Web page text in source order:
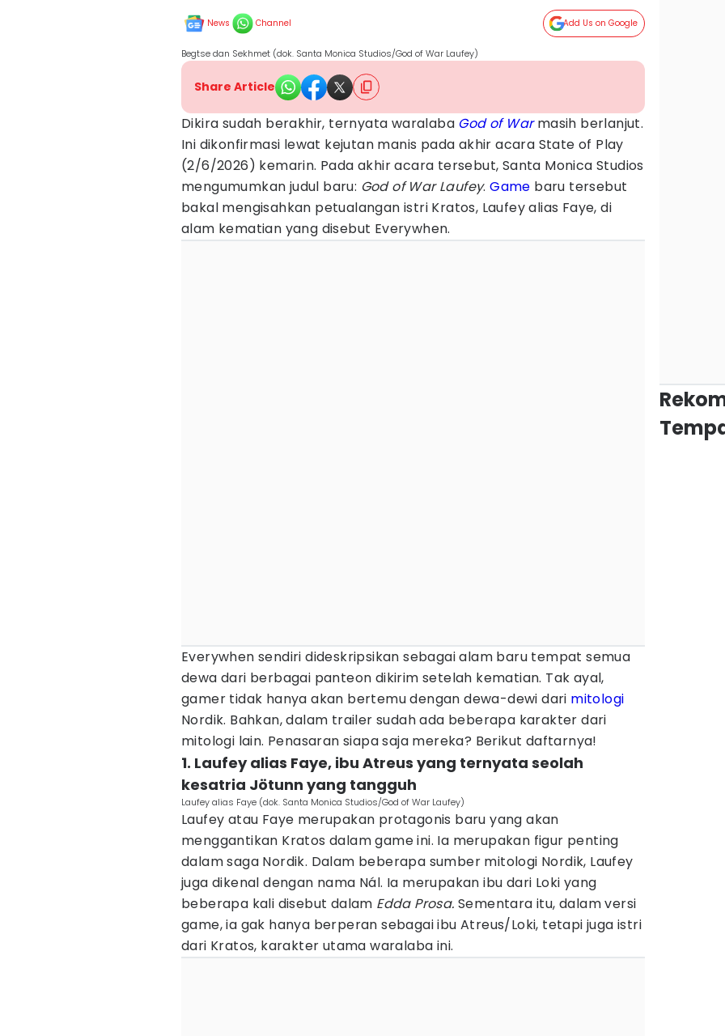
News Channel Add Us on Google
Begtse dan Sekhmet (dok. Santa Monica Studios/God of War Laufey)
Share Article
Dikira sudah berakhir, ternyata waralaba God of War masih berlanjut.
Ini dikonfirmasi lewat kejutan manis pada akhir acara State of Play
(2/6/2026) kemarin. Pada akhir acara tersebut, Santa Monica Studios
mengumumkan judul baru: God of War Laufey.Game baru tersebut
bakal mengisahkan petualangan istri Kratos, Laufey alias Faye, di
alam kematian yang disebut Everywhen.
Everywhen sendiri dideskripsikan sebagai alam baru tempat semua
dewa dari berbagai panteon dikirim setelah kematian. Tak ayal,
gamer tidak hanya akan bertemu dengan dewa-dewi dari mitologi
Nordik. Bahkan, dalam trailer sudah ada beberapa karakter dari
mitologi lain. Penasaran siapa saja mereka? Berikut daftarnya!
1. Laufey alias Faye, ibu Atreus yang ternyata seolah
kesatria Jötunn yang tangguh
Laufey alias Faye (dok. Santa Monica Studios/God of War Laufey)
Laufey atau Faye merupakan protagonis baru yang akan
menggantikan Kratos dalam game ini. Ia merupakan figur penting
dalam saga Nordik. Dalam beberapa sumber mitologi Nordik, Laufey
juga dikenal dengan nama Nál. Ia merupakan ibu dari Loki yang
beberapa kali disebut dalam Edda Prosa.Sementara itu, dalam versi
game, ia gak hanya berperan sebagai ibu Atreus/Loki, tetapi juga istri
dari Kratos, karakter utama waralaba ini.